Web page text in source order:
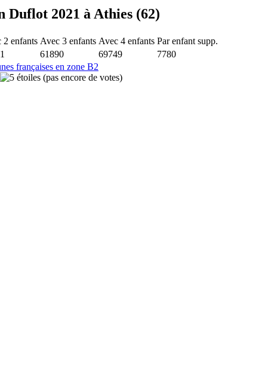
Duflot 2021 à Athies (62)
2 enfants Avec 3 enfants Avec 4 enfants Par enfant supp.
61890 69749
7780
françaises en zone B2
(pas encore de votes)